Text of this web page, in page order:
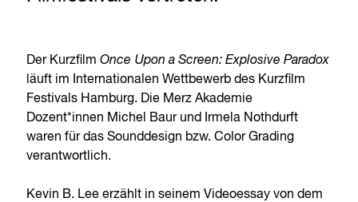
Der KurzfilmOnce Upon a Screen: Explosive Paradox
läuft im Internationalen Wettbewerb des Kurzfilm
Festivals Hamburg. Die Merz Akademie
Dozent*innen Michel Baur und Irmela Nothdurft
waren für das Sounddesign bzw. Color Grading
verantwortlich.
Kevin B. Lee erzählt in seinem Videoessay von dem